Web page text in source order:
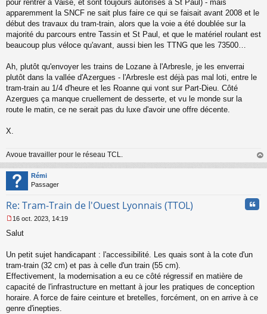
n
l
u
pour rentrer à Vaise, et sont toujours autorisés à St Paul) - mais
apparemment la SNCF ne sait plus faire ce qui se faisait avant 2008 et le
début des travaux du tram-train, alors que la voie a été doublée sur la
majorité du parcours entre Tassin et St Paul, et que le matériel roulant est
beaucoup plus véloce qu'avant, aussi bien les TTNG que les 73500…
Ah, plutôt qu'envoyer les trains de Lozane à l'Arbresle, je les enverrai
plutôt dans la vallée d'Azergues - l'Arbresle est déjà pas mal loti, entre le
tram-train au 1/4 d'heure et les Roanne qui vont sur Part-Dieu. Côté
Azergues ça manque cruellement de desserte, et vu le monde sur la
route le matin, ce ne serait pas du luxe d'avoir une offre décente.
X.
Avoue travailler pour le réseau TCL.
au
Rémi
Passager
Re: Tram-Train de l'Ouest Lyonnais (TTOL)
e
s
g
e
n
o
n
16 oct. 2023, 14:19
Salut
Un petit sujet handicapant : l'accessibilité. Les quais sont à la cote d'un
tram-train (32 cm) et pas à celle d'un train (55 cm).
Effectivement, la modernisation a eu ce côté régressif en matière de
capacité de l'infrastructure en mettant à jour les pratiques de conception
horaire. A force de faire ceinture et bretelles, forcément, on en arrive à ce
genre d'inepties.